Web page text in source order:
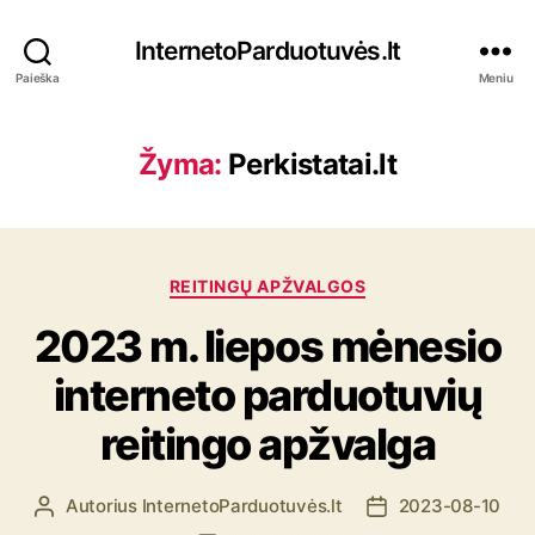
Paieška
InternetoParduotuvės.lt
Meniu
Žyma: Perkistatai.lt
K
t
e
g
o
r
i
o
REITINGŲ APŽVALGOS
2023 m. liepos mėnesio
interneto parduotuvių
reitingo apžvalga
Į
Autorius InternetoParduotuvės.lt
Į
2023-08-10